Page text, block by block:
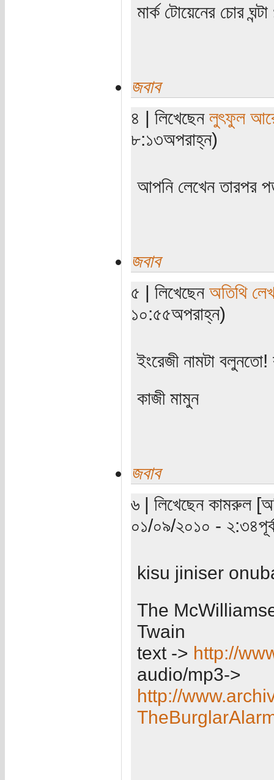
মার্ক টোয়েনের চোর
জবাব
৪ | লিখেছেন লুৎফুল
৮:১৩অপরাহ্ন)
আপনি লেখেন তারপর
জবাব
৫ | লিখেছেন অতিথি
১০:৫৫অপরাহ্ন)
ইংরেজী নামটা
কাজী মামুন
জবাব
৬ | লিখেছেন কামরুল
০১/০৯/২০১০ -
kisu jiniser
The
Twain
text -> http://
audio/mp3->
http://